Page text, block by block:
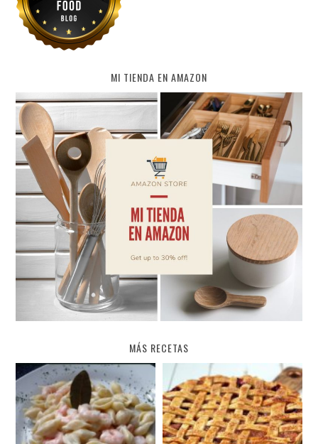
MI TIENDA EN AMAZON
MÁS RECETAS